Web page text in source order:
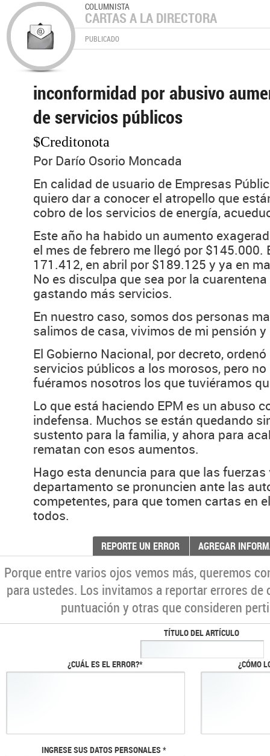
COLUMNISTA
CARTAS A LA DIRECTORA
PUBLICADO
inconformidad por abusivo
de servicios públicos
$Creditonota
Por Darío Osorio Moncada
En calidad de usuario de Empresas
quiero dar a conocer el atropello que
cobro de los servicios de energía,
Este año ha habido un aumento
el mes de febrero me llegó por $145.000.
171.412, en abril por $189.125 y ya en
No es disculpa que sea por la
gastando más servicios.
En nuestro caso, somos dos personas
salimos de casa, vivimos de mi pensión
El Gobierno Nacional, por decreto,
servicios públicos a los morosos, pero
fuéramos nosotros los que tuviéramos
Lo que está haciendo EPM es un abuso
indefensa. Muchos se están quedando
sustento para la familia, y ahora para
rematan con esos aumentos.
Hago esta denuncia para que las fuerzas
departamento se pronuncien ante las
competentes, para que tomen cartas en
todos.
REPORTE UN ERROR AGREGAR
Porque entre varios ojos vemos más, queremos
para ustedes. Los invitamos a reportar errores
puntuación y otras que consideren
TÍTULO DEL ARTÍCULO
¿CUÁL ES EL ERROR?* ¿CÓMO
INGRESE SUS DATOS PERSONALES *